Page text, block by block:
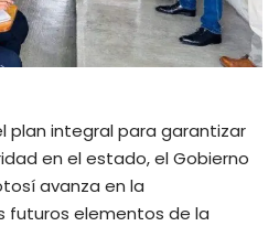
plan integral para garantizar
en el estado, el Gobierno
avanza en la
futuros elementos de la